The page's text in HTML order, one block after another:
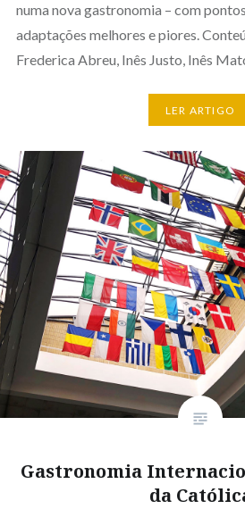
numa nova gastronomia – com
adaptações melhores e piores.
Frederica Abreu, Inês Justo, Inês
LER ARTIGO
Gastronomia
da